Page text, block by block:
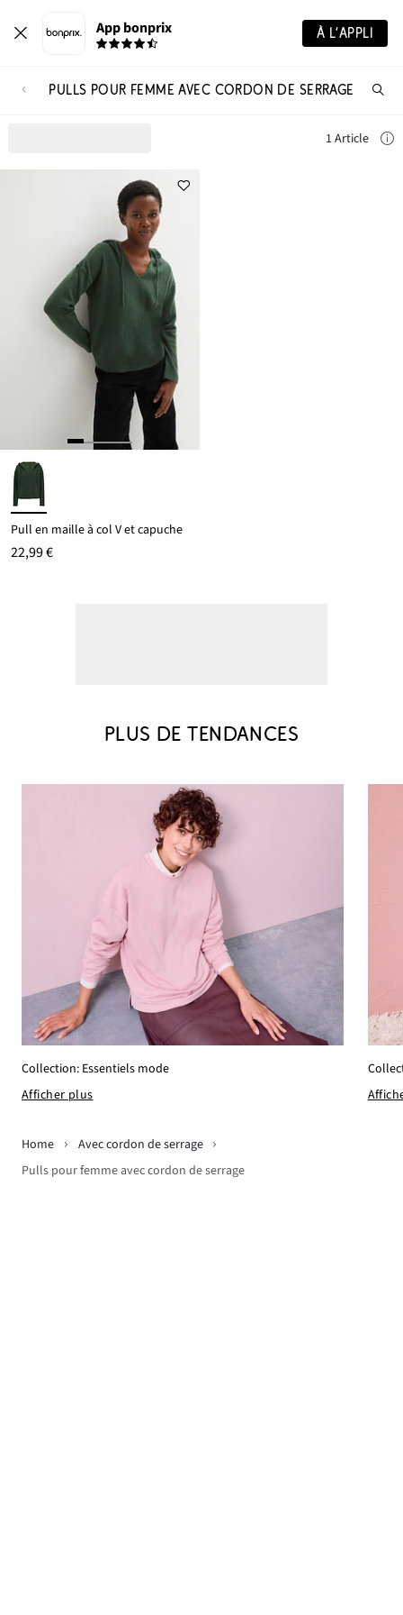
App bonprix À L’APPLI
PULLS POUR FEMME AVEC CORDON DE SERRAGE
1 Article
Pull en maille à col V et capuche
22,99 €
PLUS DE TENDANCES
Collection: Essentiels mode
Afficher plus
Home
Avec cordon de serrage
Pulls pour femme avec cordon de serrage